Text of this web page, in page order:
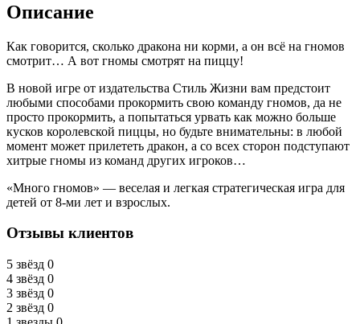
Описание
Как говорится, сколько дракона ни корми, а он всё на гномов
смотрит… А вот гномы смотрят на пиццу!
В новой игре от издательства Стиль Жизни вам предстоит
любыми способами прокормить свою команду гномов, да не
просто прокормить, а попытаться урвать как можно больше
кусков королевской пиццы, но будьте внимательны: в любой
момент может прилететь дракон, а со всех сторон подступают
хитрые гномы из команд других игроков…
«Много гномов» — веселая и легкая стратегическая игра для
детей от 8-ми лет и взрослых.
Отзывы клиентов
5 звёзд 0
4 звёзд 0
3 звёзд 0
2 звёзд 0